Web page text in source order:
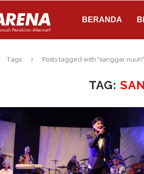
BERANDA
Tags Posts tagged with "sanggar nuun"
TAG: